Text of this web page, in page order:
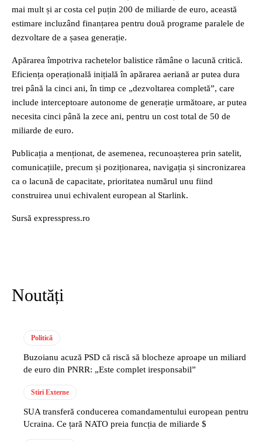
mai mult și ar costa cel puțin 200 de miliarde de euro, această
estimare incluzând finanțarea pentru două programe paralele de
dezvoltare de a șasea generație.
Apărarea împotriva rachetelor balistice rămâne o lacună critică.
Eficiența operațională inițială în apărarea aeriană ar putea dura
trei până la cinci ani, în timp ce „dezvoltarea completă”, care
include interceptoare autonome de generație următoare, ar putea
necesita cinci până la zece ani, pentru un cost total de 50 de
miliarde de euro.
Publicația a menționat, de asemenea, recunoașterea prin satelit,
comunicațiile, precum și poziționarea, navigația și sincronizarea
ca o lacună de capacitate, prioritatea numărul unu fiind
construirea unui echivalent european al Starlink.
Sursă expresspress.ro
Noutăți
Politică
Buzoianu acuză PSD că riscă să blocheze aproape un miliard
de euro din PNRR: „Este complet iresponsabil”
Stiri Externe
SUA transferă conducerea comandamentului european pentru
Ucraina. Ce țară NATO preia funcția de miliarde $